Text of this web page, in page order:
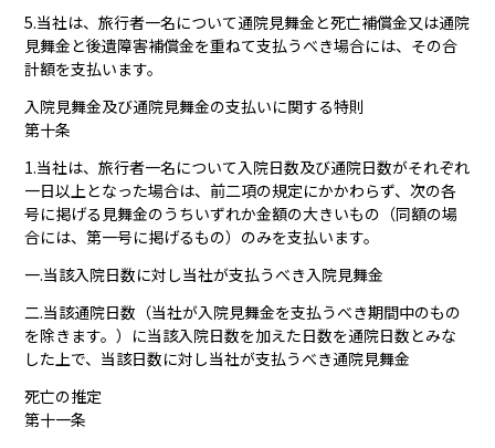
5.当社は、旅行者一名について通院見舞金と死亡補償金又は通院
見舞金と後遺障害補償金を重ねて支払うべき場合には、その合
計額を支払います。
入院見舞金及び通院見舞金の支払いに関する特則
第十条
1.当社は、旅行者一名について入院日数及び通院日数がそれぞれ
一日以上となった場合は、前二項の規定にかかわらず、次の各
号に掲げる見舞金のうちいずれか金額の大きいもの（同額の場
合には、第一号に掲げるもの）のみを支払います。
一.当該入院日数に対し当社が支払うべき入院見舞金
二.当該通院日数（当社が入院見舞金を支払うべき期間中のもの
を除きます。）に当該入院日数を加えた日数を通院日数とみな
した上で、当該日数に対し当社が支払うべき通院見舞金
死亡の推定
第十一条